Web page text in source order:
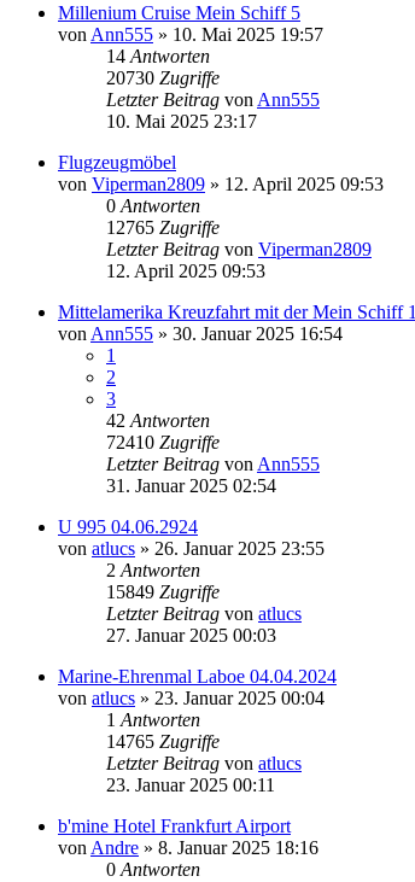
Millenium Cruise Mein Schiff 5
von Ann555 » 10. Mai 2025 19:57
14 Antworten
20730 Zugriffe
Letzter Beitrag von Ann555
10. Mai 2025 23:17
Flugzeugmöbel
von Viperman2809 » 12. April 2025 09:53
0 Antworten
12765 Zugriffe
Letzter Beitrag von Viperman2809
12. April 2025 09:53
Mittelamerika Kreuzfahrt mit der Mein Schiff 1
von Ann555 » 30. Januar 2025 16:54
1
2
3
42 Antworten
72410 Zugriffe
Letzter Beitrag von Ann555
31. Januar 2025 02:54
U 995 04.06.2924
von atlucs » 26. Januar 2025 23:55
2 Antworten
15849 Zugriffe
Letzter Beitrag von atlucs
27. Januar 2025 00:03
Marine-Ehrenmal Laboe 04.04.2024
von atlucs » 23. Januar 2025 00:04
1 Antworten
14765 Zugriffe
Letzter Beitrag von atlucs
23. Januar 2025 00:11
b'mine Hotel Frankfurt Airport
von Andre » 8. Januar 2025 18:16
0 Antworten